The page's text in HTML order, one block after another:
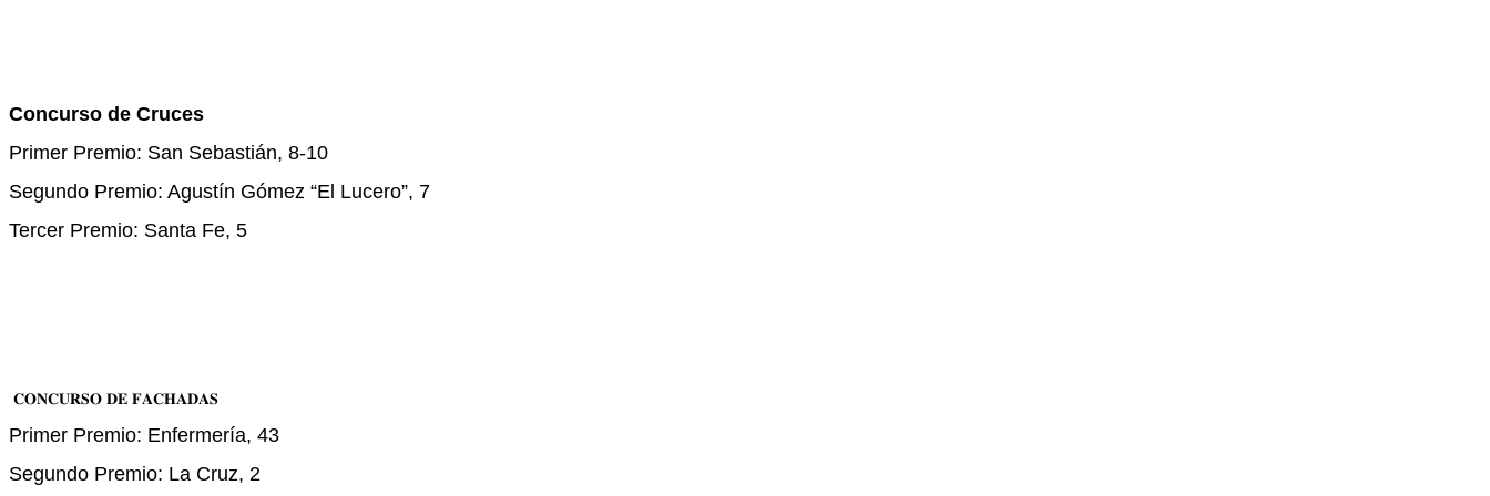
Concurso de Cruces
Primer Premio: San Sebastián, 8-10
Segundo Premio: Agustín Gómez “El Lucero”, 7
Tercer Premio: Santa Fe, 5
𝐂𝐎𝐍𝐂𝐔𝐑𝐒𝐎 𝐃𝐄 𝐅𝐀𝐂𝐇𝐀𝐃𝐀𝐒
Primer Premio: Enfermería, 43
Segundo Premio: La Cruz, 2